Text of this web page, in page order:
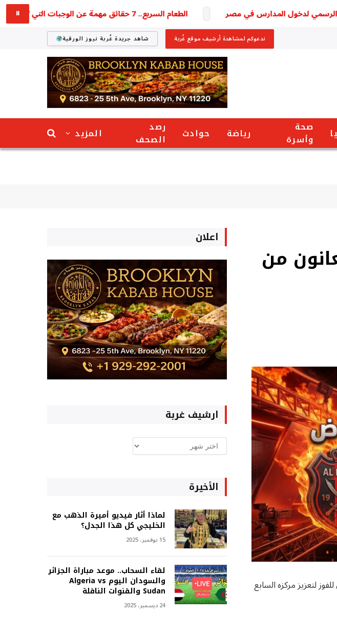
الطعام السريع.. 7 حقائق مهمة عن الوجبات التي تخطف وقتك ⏸
ندعوكم لمشاهدة أرشيف موقع غُربة شاهد جريدة غُربة نيوز الورقية
صحة
وأسرة
رياضة حوادث
رصد
الصحف
المزيد
من
لتعزيز مركزه السابع
اعلان
ارشيف غربة
ارشيف
غربة
الأخيرة
لماذا أثار فيديو أميرة الذهب مع
الخليجي كل هذا الجدل؟
15 نوفمبر، 2025
لقاء السحاب.. موعد مباراة الجزائر
والسودان اليوم Algeria vs
Sudan والقنوات الناقلة
24 ديسمبر، 2025